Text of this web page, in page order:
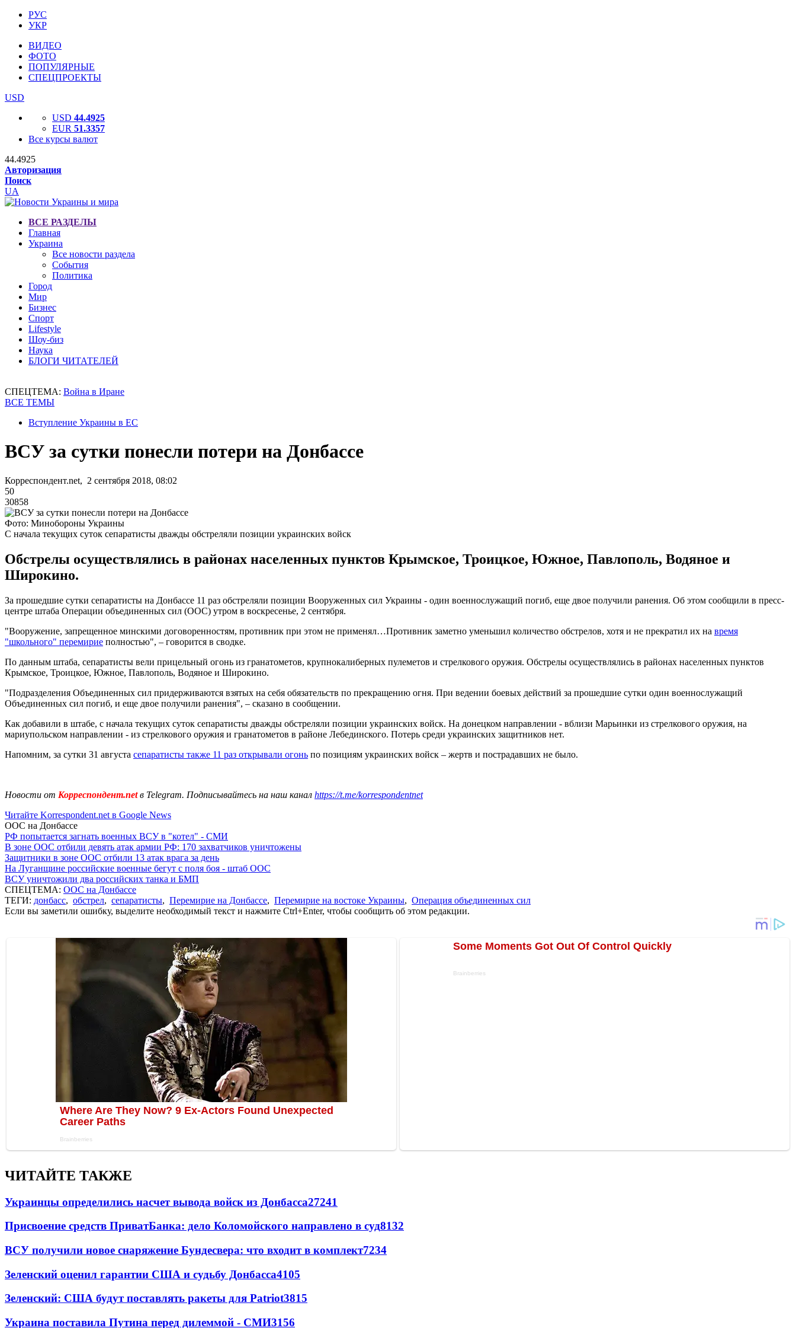
РУС
УКР
ВИДЕО
ФОТО
ПОПУЛЯРНЫЕ
СПЕЦПРОЕКТЫ
USD
USD 44.4925
EUR 51.3357
Все курсы валют
44.4925
Авторизация
Поиск
UA
ВСЕ РАЗДЕЛЫ
Главная
Украина
Все новости раздела
События
Политика
Город
Мир
Бизнес
Спорт
Lifestyle
Шоу-биз
Наука
БЛОГИ ЧИТАТЕЛЕЙ
СПЕЦТЕМА: Война в Иране
ВСЕ ТЕМЫ
Вступление Украины в ЕС
ВСУ за сутки понесли потери на Донбассе
Корреспондент.net, 2 сентября 2018, 08:02
50
30858
Фото: Минобороны Украины
С начала текущих суток сепаратисты дважды обстреляли позиции украинских войск
Обстрелы осуществлялись в районах населенных пунктов Крымское, Троицкое, Южное, Павлополь, Водяное и
Широкино.
За прошедшие сутки сепаратисты на Донбассе 11 раз обстреляли позиции Вооруженных сил Украины - один военнослужащий погиб, еще двое получили ранения. Об этом сообщили в пресс-
центре штаба Операции объединенных сил (ООС) утром в воскресенье, 2 сентября.
"Вооружение, запрещенное минскими договоренностям, противник при этом не применял…Противник заметно уменьшил количество обстрелов, хотя и не прекратил их на время
"школьного" перемирие полностью", – говорится в сводке.
По данным штаба, сепаратисты вели прицельный огонь из гранатометов, крупнокалиберных пулеметов и стрелкового оружия. Обстрелы осуществлялись в районах населенных пунктов
Крымское, Троицкое, Южное, Павлополь, Водяное и Широкино.
"Подразделения Объединенных сил придерживаются взятых на себя обязательств по прекращению огня. При ведении боевых действий за прошедшие сутки один военнослужащий
Объединенных сил погиб, и еще двое получили ранения", – сказано в сообщении.
Как добавили в штабе, с начала текущих суток сепаратисты дважды обстреляли позиции украинских войск. На донецком направлении - вблизи Марьинки из стрелкового оружия, на
мариупольском направлении - из стрелкового оружия и гранатометов в районе Лебединского. Потерь среди украинских защитников нет.
Напомним, за сутки 31 августа сепаратисты также 11 раз открывали огонь по позициям украинских войск – жертв и пострадавших не было.
Новости от Корреспондент.netв Telegram. Подписывайтесь на наш канал https://t.me/korrespondentnet
Читайте Korrespondent.net в Google News
ООС на Донбассе
РФ попытается загнать военных ВСУ в "котел" - СМИ
В зоне ООС отбили девять атак армии РФ: 170 захватчиков уничтожены
Защитники в зоне ООС отбили 13 атак врага за день
На Луганщине российские военные бегут с поля боя - штаб ООС
ВСУ уничтожили два российских танка и БМП
СПЕЦТЕМА: ООС на Донбассе
ТЕГИ: донбасс, обстрел, сепаратисты, Перемирие на Донбассе, Перемирие на востоке Украины, Операция объединенных сил
Если вы заметили ошибку, выделите необходимый текст и нажмите Ctrl+Enter, чтобы сообщить об этом редакции.
ЧИТАЙТЕ ТАКЖЕ
Украинцы определились насчет вывода войск из Донбасса27241
Присвоение средств ПриватБанка: дело Коломойского направлено в суд8132
ВСУ получили новое снаряжение Бундесвера: что входит в комплект7234
Зеленский оценил гарантии США и судьбу Донбасса4105
Зеленский: США будут поставлять ракеты для Patriot3815
Украина поставила Путина перед дилеммой - СМИ3156